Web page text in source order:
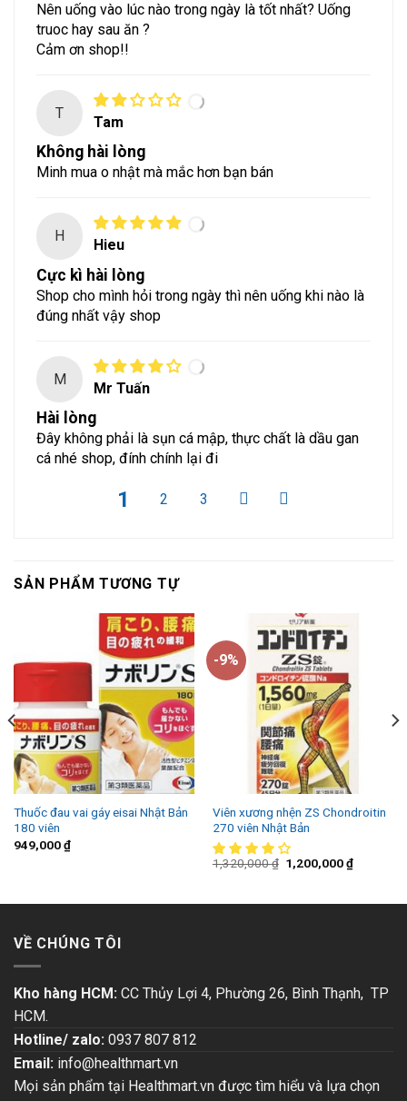
Nên uống vào lúc nào trong ngày là tốt nhất? Uống
truoc hay sau ăn ?
Cảm ơn shop!!
T
Tam
Không hài lòng
Minh mua o nhật mà mắc hơn bạn bán
H
Hieu
Cực kì hài lòng
Shop cho mình hỏi trong ngày thì nên uống khi nào là
đúng nhất vậy shop
M
Mr Tuấn
Hài lòng
Đây không phải là sụn cá mập, thực chất là dầu gan
cá nhé shop, đính chính lại đi
1 2 3
SẢN PHẨM TƯƠNG TỰ
Thuốc đau vai gáy eisai Nhật Bản
180 viên
949,000₫
-9%
Viên xương nhện ZS Chondroitin
270 viên Nhật Bản
1,320,000₫ 1,200,000₫
VỀ CHÚNG TÔI
Kho hàng HCM: CC Thủy Lợi 4, Phường 26, Bình Thạnh, TP
HCM.
Hotline/ zalo: 0937 807 812
Email: info@healthmart.vn
Mọi sản phẩm tại Healthmart.vn được tìm hiểu và lựa chọn